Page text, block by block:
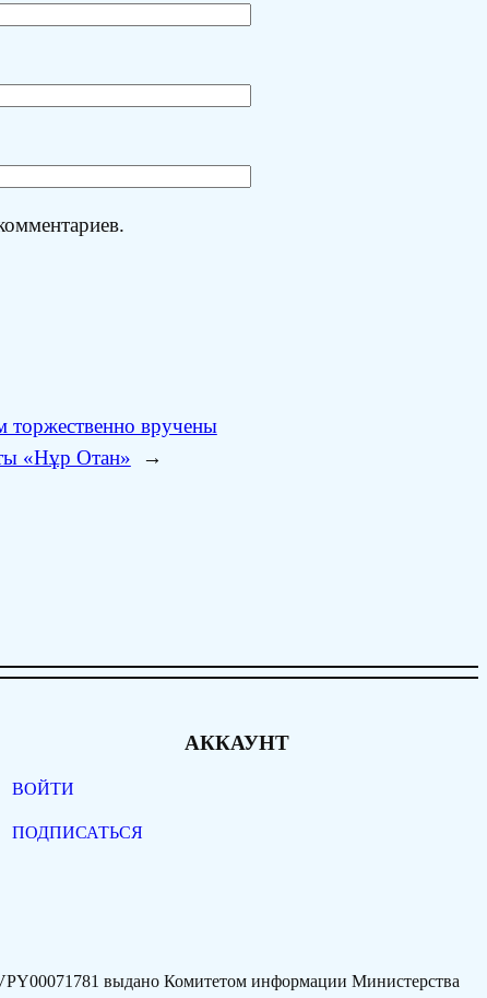
торжественно вручены
«Нұр Отан»
→
АККАУНТ
ВОЙТИ
ПОДПИСАТЬСЯ
выдано Комитетом информации Министерства